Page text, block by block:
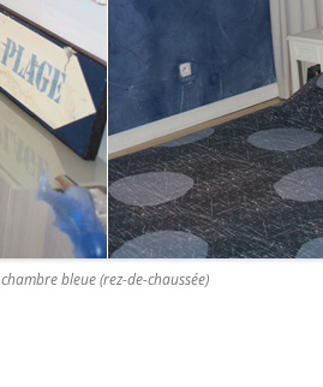
chambre bleue (rez-de-chaussée)